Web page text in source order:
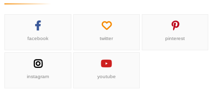
facebook twitter pinterest
instagram youtube